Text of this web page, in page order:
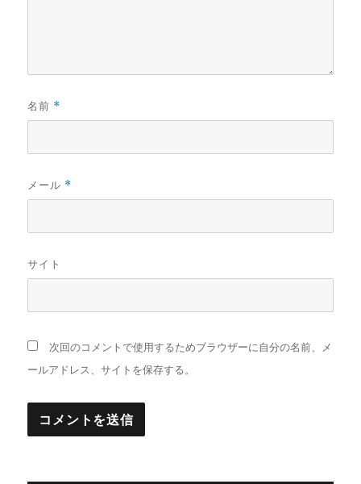
名前 *
メール *
サイト
次回のコメントで使用するためブラウザーに自分の名前、メ
ールアドレス、サイトを保存する。